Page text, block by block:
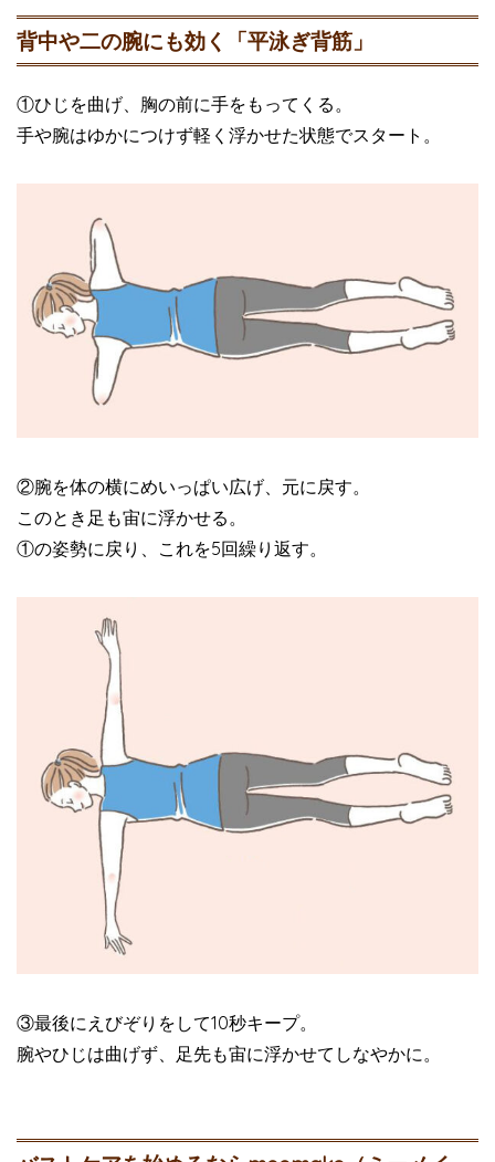
背中や二の腕にも効く「平泳ぎ背筋」
①ひじを曲げ、胸の前に手をもってくる。
手や腕はゆかにつけず軽く浮かせた状態でスタート。
②腕を体の横にめいっぱい広げ、元に戻す。
このとき足も宙に浮かせる。
①の姿勢に戻り、これを5回繰り返す。
③最後にえびぞりをして10秒キープ。
腕やひじは曲げず、足先も宙に浮かせてしなやかに。